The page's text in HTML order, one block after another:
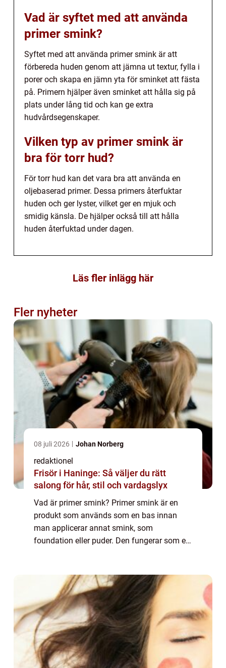
Vad är syftet med att använda
primer smink?
Syftet med att använda primer smink är att
förbereda huden genom att jämna ut textur, fylla i
porer och skapa en jämn yta för sminket att fästa
på. Primern hjälper även sminket att hålla sig på
plats under lång tid och kan ge extra
hudvårdsegenskaper.
Vilken typ av primer smink är
bra för torr hud?
För torr hud kan det vara bra att använda en
oljebaserad primer. Dessa primers återfuktar
huden och ger lyster, vilket ger en mjuk och
smidig känsla. De hjälper också till att hålla
huden återfuktad under dagen.
Läs fler inlägg här
Fler nyheter
08 juli 2026 Johan Norberg
redaktionel
Frisör i Haninge: Så väljer du rätt
salong för hår, stil och vardagslyx
Vad är primer smink? Primer smink är en
produkt som används som en bas innan
man applicerar annat smink, som
foundation eller puder. Den fungerar som en
kan applice...